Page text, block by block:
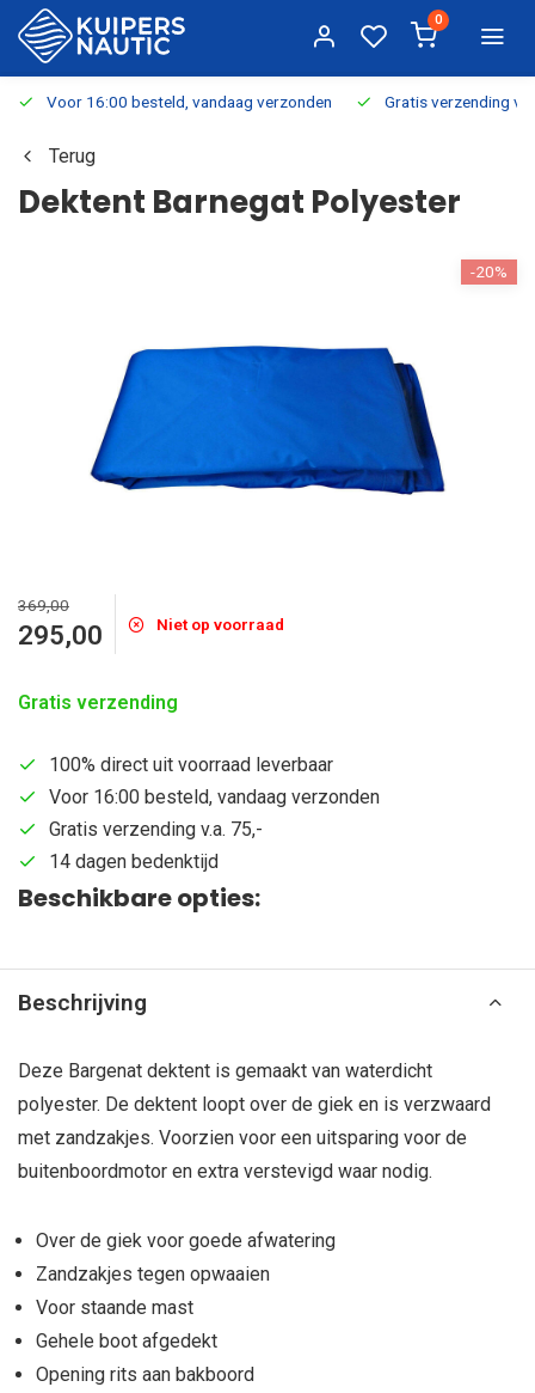
0
Voor 16:00 besteld, vandaag verzonden Gratis verzending
Terug
Dektent Barnegat Polyester
-20%
369,00
295,00 Niet op voorraad
Gratis verzending
100% direct uit voorraad leverbaar
Voor 16:00 besteld, vandaag verzonden
Gratis verzending v.a. 75,-
14 dagen bedenktijd
Beschikbare opties:
Beschrijving
Deze Bargenat dektent is gemaakt van waterdicht
polyester. De dektent loopt over de giek en is verzwaard
met zandzakjes. Voorzien voor een uitsparing voor de
buitenboordmotor en extra verstevigd waar nodig.
Over de giek voor goede afwatering
Zandzakjes tegen opwaaien
Voor staande mast
Gehele boot afgedekt
Opening rits aan bakboord